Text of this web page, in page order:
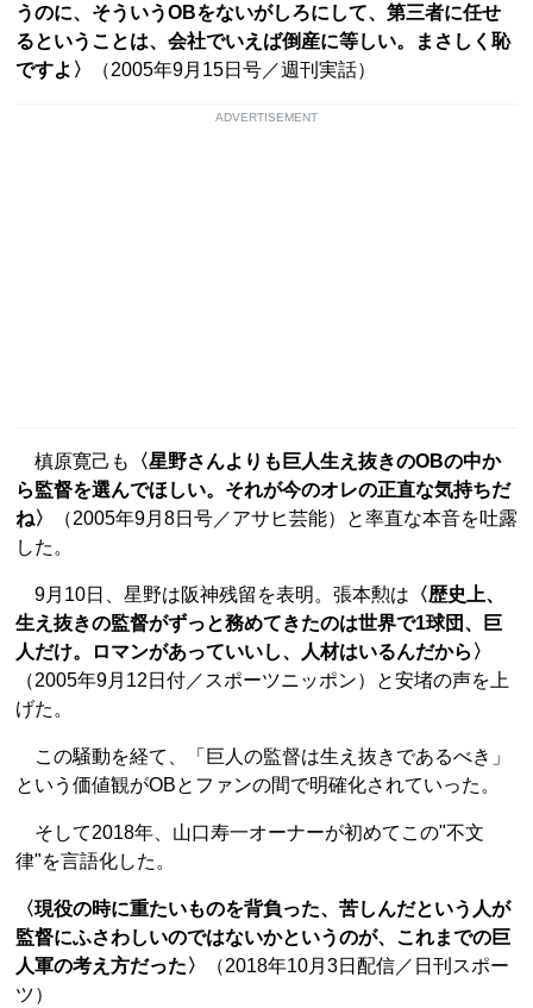
うのに、そういうOBをないがしろにして、第三者に任せ
るということは、会社でいえば倒産に等しい。まさしく恥
ですよ〉
（2005年9月15日号／週刊実話）
ADVERTISEMENT
槙原寛己も
〈星野さんよりも巨人生え抜きのOBの中か
ら監督を選んでほしい。それが今のオレの正直な気持ちだ
ね〉
（2005年9月8日号／アサヒ芸能）と率直な本音を吐露
した。
9月10日、星野は阪神残留を表明。張本勲は 〈歴史上、
生え抜きの監督がずっと務めてきたのは世界で1球団、巨
人だけ。ロマンがあっていいし、人材はいるんだから〉
（2005年9月12日付／スポーツニッポン）と安堵の声を上
げた。
この騒動を経て、「巨人の監督は生え抜きであるべき」
という価値観がOBとファンの間で明確化されていった。
そして2018年、山口寿一オーナーが初めてこの"不文
律"を言語化した。
〈現役の時に重たいものを背負った、苦しんだという人が
監督にふさわしいのではないかというのが、これまでの巨
人軍の考え方だった〉
（2018年10月3日配信／日刊スポー
ツ）